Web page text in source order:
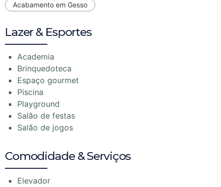
Acabamento em Gesso
Lazer & Esportes
Academia
Brinquedoteca
Espaço gourmet
Piscina
Playground
Salão de festas
Salão de jogos
Comodidade & Serviços
Elevador